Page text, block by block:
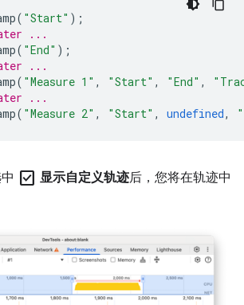
( "Start" );
...
( "End" );
...
( "Measure 1" , "Start" , "End" ,
...
( "Measure 2" , "Start" , undefined,
check_box 显示自定义轨迹后，您将在轨迹中